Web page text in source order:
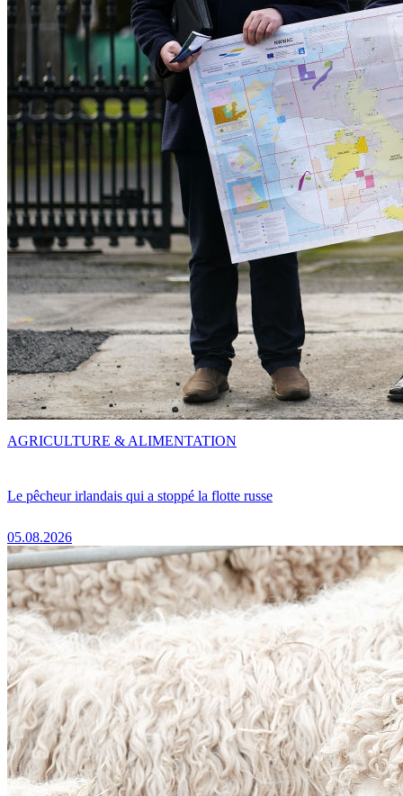
Le pêcheur irlandais qui a stoppé la flotte russe
05.08.2026
AGRICULTURE & ALIMENTATION